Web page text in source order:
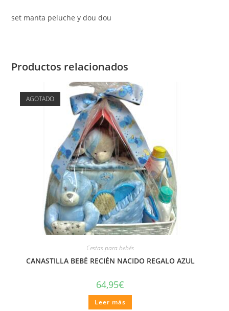
set manta peluche y dou dou
Productos relacionados
AGOTADO
Cestas para bebés
CANASTILLA BEBÉ RECIÉN NACIDO REGALO AZUL
64,95€
Leer más